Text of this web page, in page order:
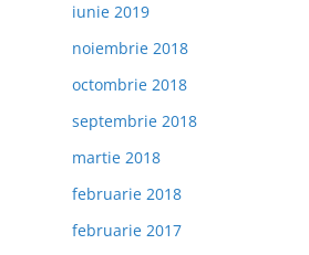
iunie 2019
noiembrie 2018
octombrie 2018
septembrie 2018
martie 2018
februarie 2018
februarie 2017